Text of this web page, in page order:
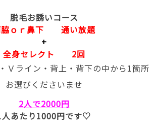
脱毛お誘いコース
脇ｏｒ鼻下 通い放題
+
全身セレクト 2回
Ｖライン・背上・背下の中から1箇所
お選びくださいませ
2人で2000円
人あたり1000円です♡